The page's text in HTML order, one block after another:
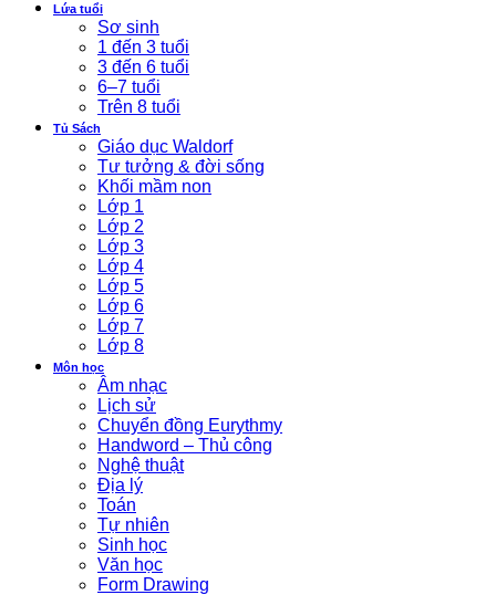
Lứa tuổi
Sơ sinh
1 đến 3 tuổi
3 đến 6 tuổi
6–7 tuổi
Trên 8 tuổi
Tủ Sách
Giáo dục Waldorf
Tư tưởng & đời sống
Khối mầm non
Lớp 1
Lớp 2
Lớp 3
Lớp 4
Lớp 5
Lớp 6
Lớp 7
Lớp 8
Môn học
Âm nhạc
Lịch sử
Chuyển đồng Eurythmy
Handword – Thủ công
Nghệ thuật
Địa lý
Toán
Tự nhiên
Sinh học
Văn học
Form Drawing